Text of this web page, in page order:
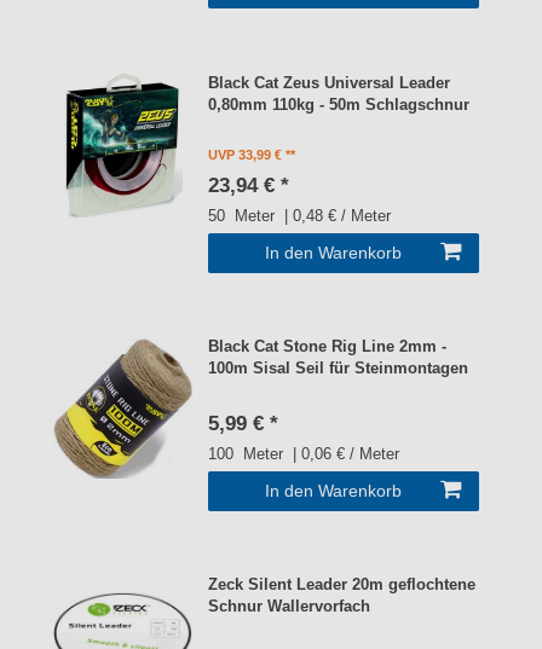
Black Cat Zeus Universal Leader
0,80mm 110kg - 50m Schlagschnur
UVP 33,99 €
23,94 € *
50 Meter | 0,48 € / Meter
In den Warenkorb
Black Cat Stone Rig Line 2mm -
100m Sisal Seil für Steinmontagen
5,99 € *
100 Meter | 0,06 € / Meter
In den Warenkorb
Zeck Silent Leader 20m geflochtene
Schnur Wallervorfach